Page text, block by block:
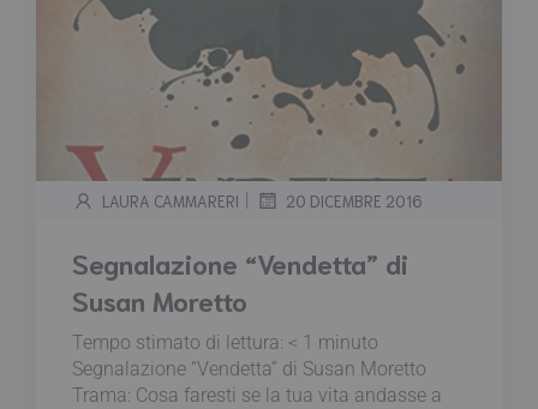
LAURA CAMMARERI | 20 DICEMBRE 2016
Segnalazione “Vendetta” di
Susan Moretto
Tempo stimato di lettura: < 1 minuto
Segnalazione “Vendetta” di Susan Moretto
Trama: Cosa faresti se la tua vita andasse a